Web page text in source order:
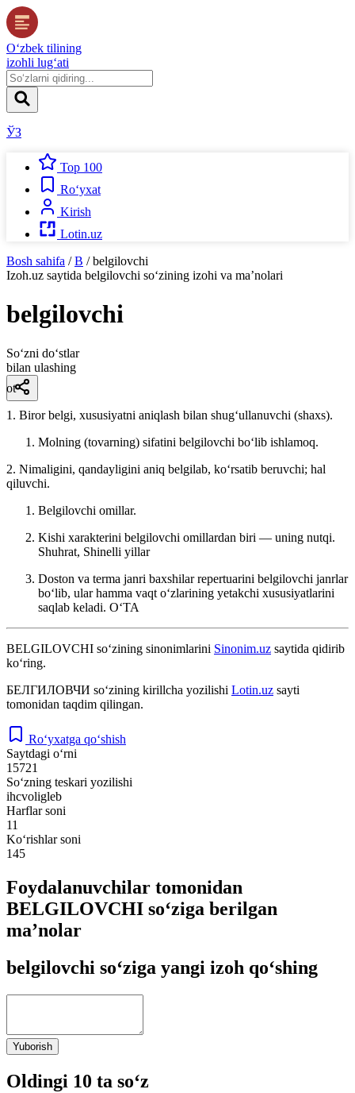
O‘zbek tilining
izohli lug‘ati
ЎЗ
Top 100
Ro‘yxat
Kirish
Lotin.uz
Bosh sahifa / B / belgilovchi
Izoh.uz saytida belgilovchi so‘zining izohi va ma’nolari
belgilovchi
So‘zni do‘stlar
bilan ulashing
ot
1. Biror belgi, xususiyatni aniqlash bilan shugʻullanuvchi (shaxs).
Molning (tovarning) sifatini belgilovchi boʻlib ishlamoq.
2. Nimaligini, qandayligini aniq belgilab, koʻrsatib beruvchi; hal
qiluvchi.
Belgilovchi omillar.
Kishi xarakterini belgilovchi omillardan biri — uning nutqi.
Shuhrat, Shinelli yillar
Doston va terma janri baxshilar repertuarini belgilovchi janrlar
boʻlib, ular hamma vaqt oʻzlarining yetakchi xususiyatlarini
saqlab keladi. OʻTA
BELGILOVCHI so‘zining sinonimlarini Sinonim.uz saytida qidirib
ko‘ring.
БЕЛГИЛОВЧИ so‘zining kirillcha yozilishi Lotin.uz sayti
tomonidan taqdim qilingan.
Ro‘yxatga qo‘shish
Saytdagi o‘rni
15721
So‘zning teskari yozilishi
ihcvoligleb
Harflar soni
11
Ko‘rishlar soni
145
Foydalanuvchilar tomonidan
BELGILOVCHI so‘ziga berilgan
ma’nolar
belgilovchi so‘ziga yangi izoh qo‘shing
Yuborish
Oldingi 10 ta so‘z